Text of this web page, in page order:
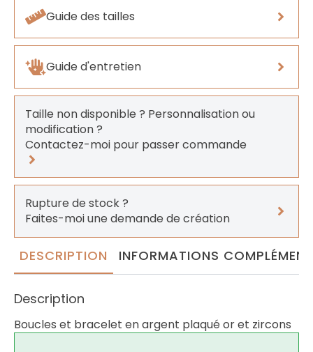
Guide des tailles
Guide d'entretien
Taille non disponible ? Personnalisation ou
modification ?
Contactez-moi pour passer commande
Rupture de stock ?
Faites-moi une demande de création
DESCRIPTION INFORMATIONS
Description
Boucles et bracelet en argent plaqué or et zircons